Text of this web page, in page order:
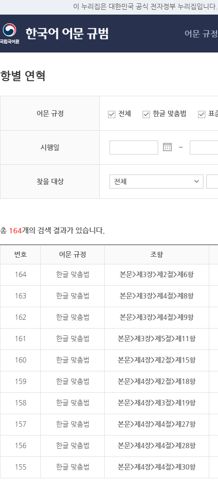
메
이 누리집은 대한민국 공식 전자정부 누리집입니다.
어문 규정
항별 연혁
어문 규정 전체 한글 맞춤법 표
시행일 ~
찾을 대상
총 164개의 검색 결과가 있습니다.
번호 어문 규정 조항
164 한글 맞춤법 본문>제3장>제2절>제6항
163 한글 맞춤법 본문>제3장>제4절>제8항
162 한글 맞춤법 본문>제3장>제4절>제9항
161 한글 맞춤법 본문>제3장>제5절>제11항
160 한글 맞춤법 본문>제4장>제2절>제15항
159 한글 맞춤법 본문>제4장>제2절>제18항
158 한글 맞춤법 본문>제4장>제3절>제19항
157 한글 맞춤법 본문>제4장>제4절>제27항
156 한글 맞춤법 본문>제4장>제4절>제28항
155 한글 맞춤법 본문>제4장>제4절>제30항